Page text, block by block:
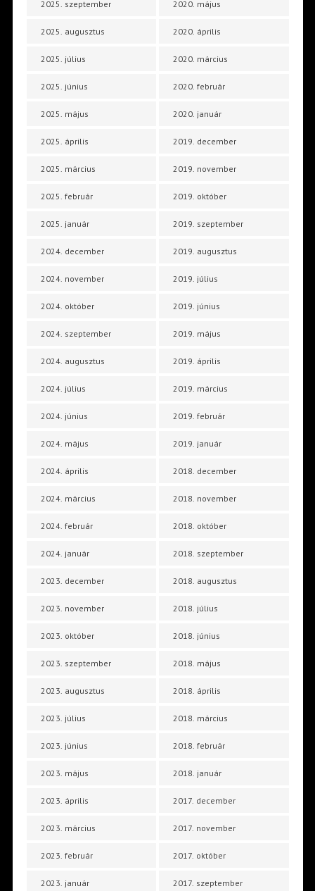
2025. szeptember
2025. augusztus
2025. július
2025. június
2025. május
2025. április
2025. március
2025. február
2025. január
2024. december
2024. november
2024. október
2024. szeptember
2024. augusztus
2024. július
2024. június
2024. május
2024. április
2024. március
2024. február
2024. január
2023. december
2023. november
2023. október
2023. szeptember
2023. augusztus
2023. július
2023. június
2023. május
2023. április
2023. március
2023. február
2023. január
2020. május
2020. április
2020. március
2020. február
2020. január
2019. december
2019. november
2019. október
2019. szeptember
2019. augusztus
2019. július
2019. június
2019. május
2019. április
2019. március
2019. február
2019. január
2018. december
2018. november
2018. október
2018. szeptember
2018. augusztus
2018. július
2018. június
2018. május
2018. április
2018. március
2018. február
2018. január
2017. december
2017. november
2017. október
2017. szeptember